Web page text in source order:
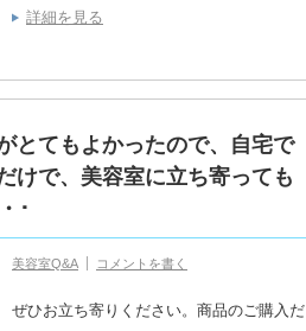
詳細を見る
とてもよかったので、自宅で
けで、美容室に立ち寄っても
･
美容室Q&A コメントを書く
ぜひお立ち寄りください。商品のご購入だ